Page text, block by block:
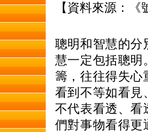
【資料來源：
聰明和智慧的分
慧一定包括聰明
籌，往往得失心
看到不等如看見
不代表看透、看
們對事物看得更